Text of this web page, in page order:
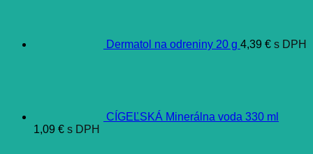
Dermatol na odreniny 20 g 4,39 € s DPH
CÍGEĽSKÁ Minerálna voda 330 ml
1,09 € s DPH